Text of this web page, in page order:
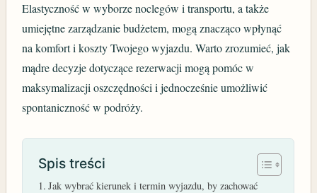
Elastyczność w wyborze noclegów i transportu, a także
umiejętne zarządzanie budżetem, mogą znacząco wpłynąć
na komfort i koszty Twojego wyjazdu. Warto zrozumieć, jak
mądre decyzje dotyczące rezerwacji mogą pomóc w
maksymalizacji oszczędności i jednocześnie umożliwić
spontaniczność w podróży.
Spis treści
Jak wybrać kierunek i termin wyjazdu, by zachować